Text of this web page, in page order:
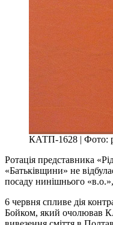
КАТП-1628 | Фото:
Ротація представника
«Батьківщини» не
посаду нинішнього
6 червня спливе дія
Бойком, який очолював